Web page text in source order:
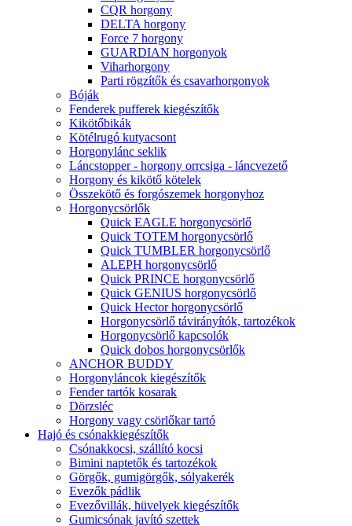
CQR horgony
DELTA horgony
Force 7 horgony
GUARDIAN horgonyok
Viharhorgony
Parti rögzítők és csavarhorgonyok
Bóják
Fenderek pufferek kiegészítők
Kikötőbikák
Kötélrugó kutyacsont
Horgonylánc seklik
Láncstopper - horgony orrcsiga - láncvezető
Horgony és kikötő kötelek
Összekötő és forgószemek horgonyhoz
Horgonycsörlők
Quick EAGLE horgonycsörlő
Quick TOTEM horgonycsörlő
Quick TUMBLER horgonycsörlő
ALEPH horgonycsörlő
Quick PRINCE horgonycsörlő
Quick GENIUS horgonycsörlő
Quick Hector horgonycsörlő
Horgonycsörlő távirányítók, tartozékok
Horgonycsörlő kapcsolók
Quick dobos horgonycsörlők
ANCHOR BUDDY
Horgonyláncok kiegészítők
Fender tartók kosarak
Dörzsléc
Horgony vagy csörlőkar tartó
Hajó és csónakkiegészítők
Csónakkocsi, szállító kocsi
Bimini naptetők és tartozékok
Görgők, gumigörgők, sólyakerék
Evezők pádlik
Evezővillák, hüvelyek kiegészítők
Gumicsónak javító szettek